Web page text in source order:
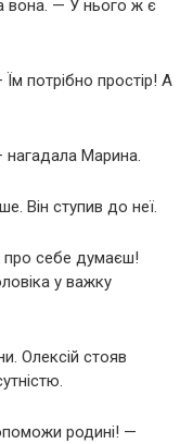
вона. — У нього ж є
потрібно простір! А
Марина.
Він ступив до неї.
про себе думаєш!
у важку
Олексій стояв
родині! —